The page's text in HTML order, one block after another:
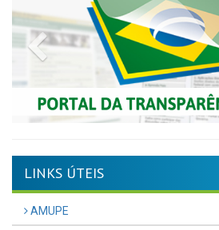
Previous
LINKS ÚTEIS
AMUPE